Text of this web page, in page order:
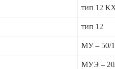
тип 12
тип 12
МУ – 50/
МУЭ – 20/